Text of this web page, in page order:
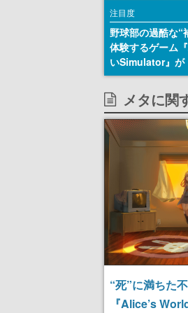
注目度
野球部の過酷な“
体験するゲーム
いSimulator』が
のウィッシュリ
とにチェコ語に
SNSで話題に。
ダム・カム』開
ェコのプロ野球
称賛の声
メタに関
“死”に満ちた
『Alice’s